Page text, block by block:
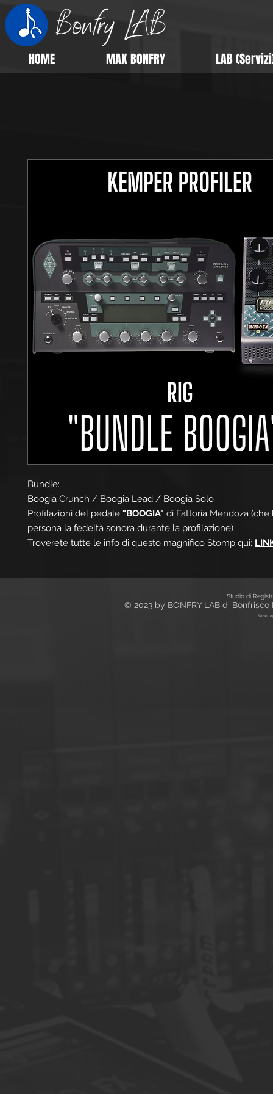
HOME MAX BONFRY LAB
Bundle:
Boogia Crunch / Boogia Lead / Boogia Solo
Profilazioni del pedale "BOOGIA" di Fattoria Mendoza
persona la fedeltà sonora durante la profilazione)
Troverete tutte le info di questo magnifico Stomp qui:
Studio di
© 2023 by BONFRY LAB di
Sede